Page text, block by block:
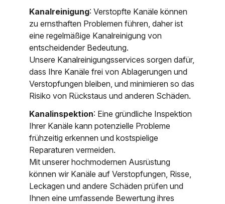
Kanalreinigung: Verstopfte Kanäle können
zu ernsthaften Problemen führen, daher ist
eine regelmäßige Kanalreinigung von
entscheidender Bedeutung.
Unsere Kanalreinigungsservices sorgen dafür,
dass Ihre Kanäle frei von Ablagerungen und
Verstopfungen bleiben, und minimieren so das
Risiko von Rückstaus und anderen Schäden.
Kanalinspektion: Eine gründliche Inspektion
Ihrer Kanäle kann potenzielle Probleme
frühzeitig erkennen und kostspielige
Reparaturen vermeiden.
Mit unserer hochmodernen Ausrüstung
können wir Kanäle auf Verstopfungen, Risse,
Leckagen und andere Schäden prüfen und
Ihnen eine umfassende Bewertung ihres